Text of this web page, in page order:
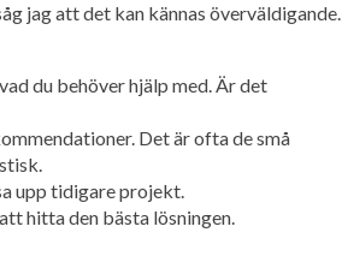
jag att det kan kännas överväldigande.
du behöver hjälp med. Är det
Det är ofta de små
upp tidigare projekt.
hitta den bästa lösningen.